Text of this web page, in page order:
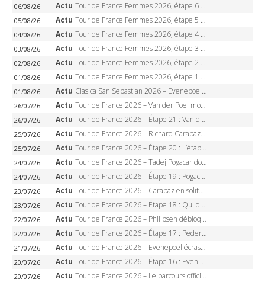
06/08/26 Actu Tour de France Femmes 2026, étape 6 – Kim Le Court-Pienaar gagne à Tournon, Reusser en jaune
05/08/26 Actu Tour de France Femmes 2026, étape 5 – Demi Vollering gagne à Belleville, Reusser en jaune, Ferrand-Prévot coule
04/08/26 Actu Tour de France Femmes 2026, étape 4 – Marlen Reusser écrase le chrono, Ferrand-Prévot en crise
03/08/26 Actu Tour de France Femmes 2026, étape 3 – Sigrid Haugset en solitaire, 88 km d’échappée, maillot jaune
02/08/26 Actu Tour de France Femmes 2026, étape 2 – Lorena Wiebes doublé à Genève, Markus héroïque, 7e record
01/08/26 Actu Tour de France Femmes 2026, étape 1 – Lorena Wiebes intouchable à Lausanne, premier maillot jaune
01/08/26 Actu Clasica San Sebastian 2026 – Evenepoel recordman, 4e victoire, Carapaz battu au sprint
26/07/26 Actu Tour de France 2026 – Van der Poel monumental à Paris, Pogacar égale le record des cinq sacres
26/07/26 Actu Tour de France 2026 – Étape 21 : Van der Poel, Pogacar, qui succédera à Wout van Aert sur les Champs-Elysées ?
25/07/26 Actu Tour de France 2026 – Richard Carapaz roi des Alpes, doublé et maillot à pois, Seixas perd le podium
25/07/26 Actu Tour de France 2026 – Étape 20 : L’étape reine, Galibier, Sarenne, Alpe d’Huez, qui succédera à Pogacar ?
24/07/26 Actu Tour de France 2026 – Tadej Pogacar dompte l’Alpe d’Huez, 5e victoire, record de Pantani pulvérisé
24/07/26 Actu Tour de France 2026 – Étape 19 : Pogacar peut-il enfin dompter l’Alpe d’Huez ?
23/07/26 Actu Tour de France 2026 – Carapaz en solitaire à Orcières-Merlette, Paret-Peintre à un point du maillot à pois
23/07/26 Actu Tour de France 2026 – Étape 18 : Qui domptera Orcières-Merlette, première marche vers l’Alpe d’Huez ?
22/07/26 Actu Tour de France 2026 – Philipsen débloque son compteur à Voiron, Pedersen en danger pour le maillot vert
22/07/26 Actu Tour de France 2026 – Étape 17 : Pedersen peut-il verrouiller le maillot vert à Voiron ?
21/07/26 Actu Tour de France 2026 – Evenepoel écrase le chrono d’Évian, Seixas 4e, Lipowitz abandonne
20/07/26 Actu Tour de France 2026 – Étape 16 : Evenepoel, Pogacar, Ganna… qui domptera le chrono d’Évian pour redessiner le podium ?
20/07/26 Actu Tour de France 2026 – Le parcours officiel complet : 21 étapes, profils, carte et dates